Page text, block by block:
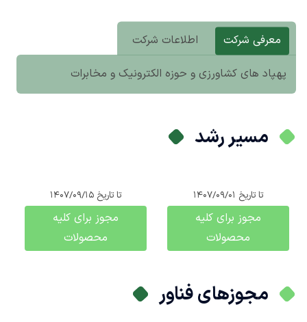
معرفی شرکت اطلاعات شرکت
پهپاد های کشاورزی و حوزه الکترونیک و مخابرات
مسیر رشد
تا تاریخ
مجوز برای کلیه
محصولات
تا تاریخ
مجوز برای کلیه
محصولات
مجوزهای فناور